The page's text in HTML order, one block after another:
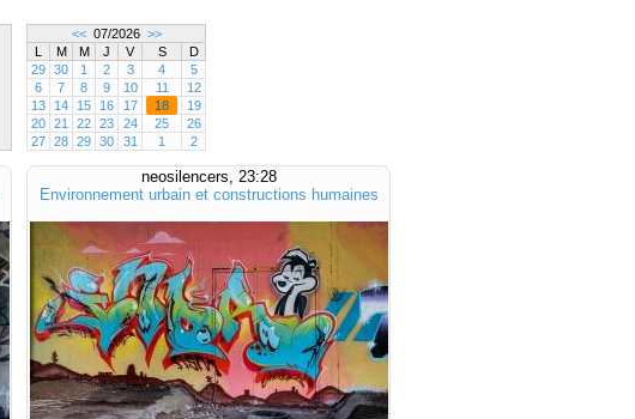
<< 07/2026 >>
L
M M J V S
D
29 30 1 2 3 4
5
6
7 8 9 10 11
12
13
14 15 16 17 18
19
20 21 22 23 24 25
26
27 28 29 30 31 1 2
neosilencers, 23:28
Environnement urbain et constructions humaines